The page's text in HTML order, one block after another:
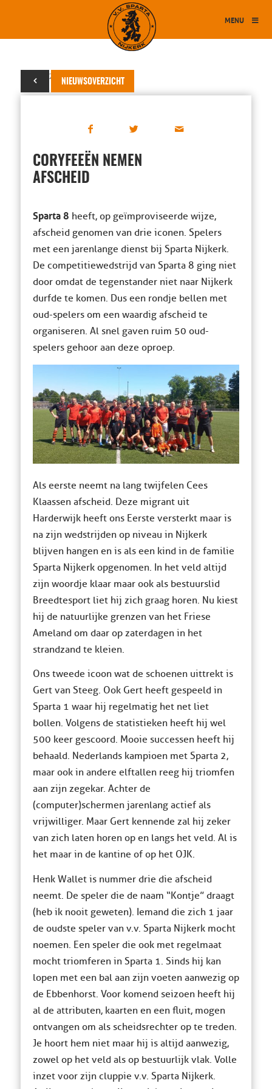
MENU
NIEUWSOVERZICHT
20 mei 2025
CORYFEEËN NEMEN
AFSCHEID
Sparta 8 heeft, op geïmproviseerde wijze,
afscheid genomen van drie iconen. Spelers
met een jarenlange dienst bij Sparta Nijkerk.
De competitiewedstrijd van Sparta 8 ging niet
door omdat de tegenstander niet naar Nijkerk
durfde te komen. Dus een rondje bellen met
oud-spelers om een waardig afscheid te
organiseren. Al snel gaven ruim 50 oud-
spelers gehoor aan deze oproep.
Als eerste neemt na lang twijfelen Cees
Klaassen afscheid. Deze migrant uit
Harderwijk heeft ons Eerste versterkt maar is
na zijn wedstrijden op niveau in Nijkerk
blijven hangen en is als een kind in de familie
Sparta Nijkerk opgenomen. In het veld altijd
zijn woordje klaar maar ook als bestuurslid
Breedtesport liet hij zich graag horen. Nu kiest
hij de natuurlijke grenzen van het Friese
Ameland om daar op zaterdagen in het
strandzand te kleien.
Ons tweede icoon wat de schoenen uittrekt is
Gert van Steeg. Ook Gert heeft gespeeld in
Sparta 1 waar hij regelmatig het net liet
bollen. Volgens de statistieken heeft hij wel
500 keer gescoord. Mooie successen heeft hij
behaald. Nederlands kampioen met Sparta 2,
maar ook in andere elftallen reeg hij triomfen
aan zijn zegekar. Achter de
(computer)schermen jarenlang actief als
vrijwilliger. Maar Gert kennende zal hij zeker
van zich laten horen op en langs het veld. Al is
het maar in de kantine of op het OJK.
Henk Wallet is nummer drie die afscheid
neemt. De speler die de naam “Kontje” draagt
(heb ik nooit geweten). Iemand die zich 1 jaar
de oudste speler van v.v. Sparta Nijkerk mocht
noemen. Een speler die ook met regelmaat
mocht triomferen in Sparta 1. Sinds hij kan
lopen met een bal aan zijn voeten aanwezig op
de Ebbenhorst. Voor komend seizoen heeft hij
al de attributen, kaarten en een fluit, mogen
ontvangen om als scheidsrechter op te treden.
Je hoort hem niet maar hij is altijd aanwezig,
zowel op het veld als op bestuurlijk vlak. Volle
inzet voor zijn cluppie v.v. Sparta Nijkerk.